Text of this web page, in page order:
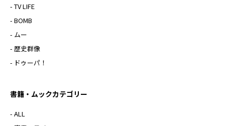
- TV LIFE
- BOMB
- ムー
- 歴史群像
- ドゥーパ！
書籍・ムックカテゴリー
- ALL